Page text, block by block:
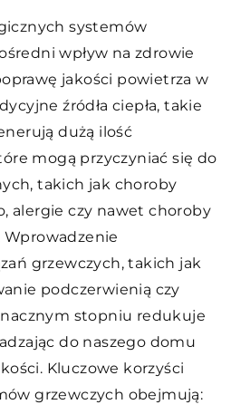
systemów
wpływ na zdrowie
jakości powietrza w
źródła ciepła, takie
dużą ilość
mogą przyczyniać się do
takich jak choroby
alergie czy nawet choroby
grzewczych, takich jak
podczerwienią czy
stopniu redukuje
do naszego domu
Kluczowe korzyści
grzewczych obejmują: